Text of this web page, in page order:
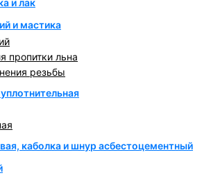
и лак
и мастика
пропитки льна
резьбы
каболка и шнур асбестоцементный